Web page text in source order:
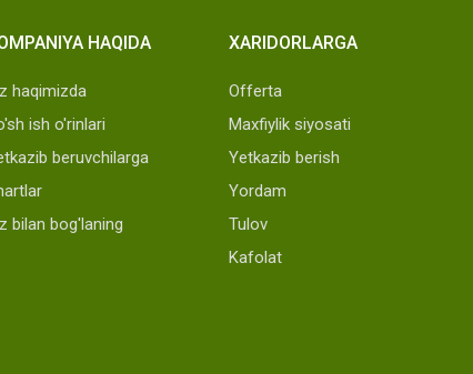
HAQIDA
haqimizda
ish o'rinlari
beruvchilarga
bilan bog'laning
XARIDORLARGA
Offerta
Maxfiylik siyosati
Yetkazib berish
Yordam
Tulov
Kafolat